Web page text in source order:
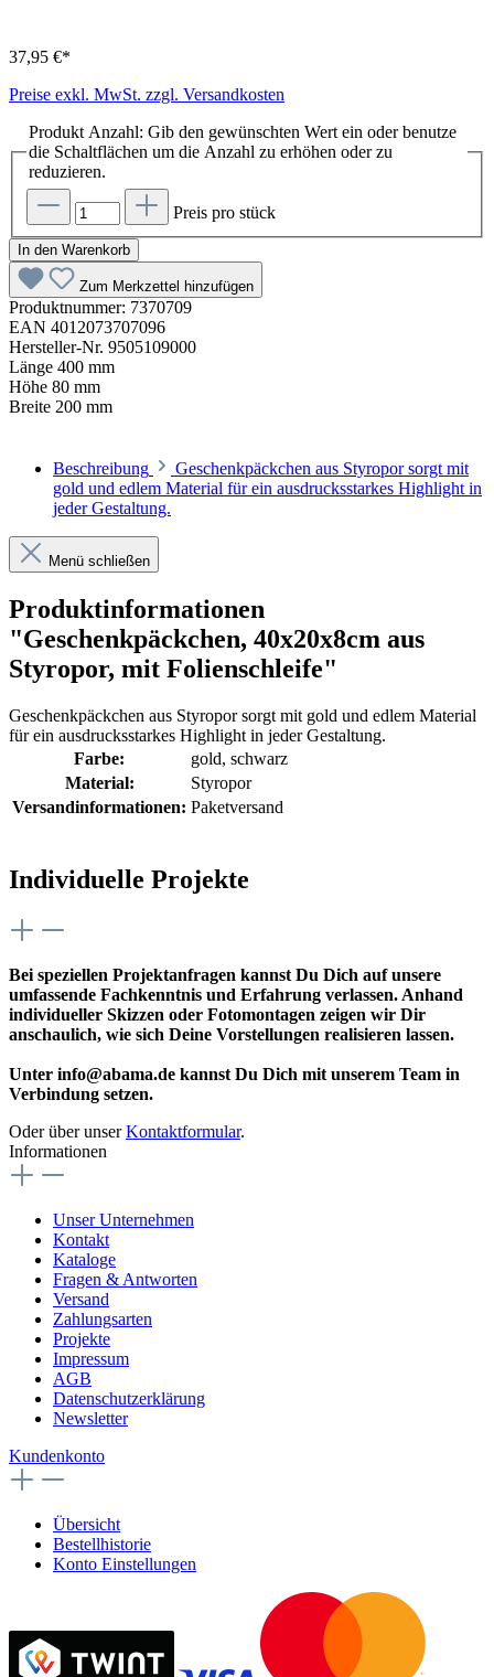
37,95 €*
Preise exkl. MwSt. zzgl. Versandkosten
Produkt Anzahl: Gib den gewünschten Wert ein oder benutze
die Schaltflächen um die Anzahl zu erhöhen oder zu
reduzieren.
Preis pro stück
In den Warenkorb
Zum Merkzettel hinzufügen
Produktnummer: 7370709
EAN 4012073707096
Hersteller-Nr. 9505109000
Länge 400 mm
Höhe 80 mm
Breite 200 mm
Beschreibung
Geschenkpäckchen aus Styropor sorgt mit
gold und edlem Material für ein ausdrucksstarkes Highlight in
jeder Gestaltung.
Menü schließen
Produktinformationen
"Geschenkpäckchen, 40x20x8cm aus
Styropor, mit Folienschleife"
Geschenkpäckchen aus Styropor sorgt mit gold und edlem Material
für ein ausdrucksstarkes Highlight in jeder Gestaltung.
Farbe:
gold, schwarz
Material:
Styropor
Versandinformationen: Paketversand
Individuelle Projekte
Bei speziellen Projektanfragen kannst Du Dich auf unsere
umfassende Fachkenntnis und Erfahrung verlassen. Anhand
individueller Skizzen oder Fotomontagen zeigen wir Dir
anschaulich, wie sich Deine Vorstellungen realisieren lassen.
Unter info@abama.de kannst Du Dich mit unserem Team in
Verbindung setzen.
Oder über unserKontaktformular.
Informationen
Unser Unternehmen
Kontakt
Kataloge
Fragen & Antworten
Versand
Zahlungsarten
Projekte
Impressum
AGB
Datenschutzerklärung
Newsletter
Kundenkonto
Übersicht
Bestellhistorie
Konto Einstellungen